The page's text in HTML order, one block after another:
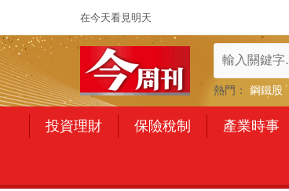
在今天看見明天
熱門： 鋼鐵股
投資理財 保險稅制 產業時事